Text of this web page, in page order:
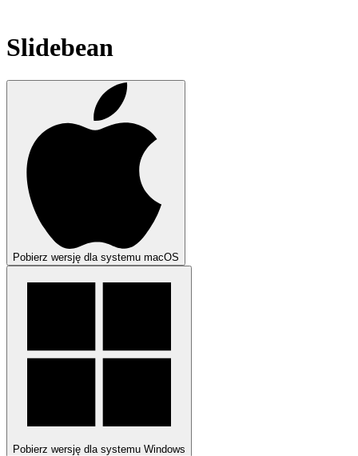
Slidebean
Pobierz wersję dla systemu macOS
Pobierz wersję dla systemu Windows